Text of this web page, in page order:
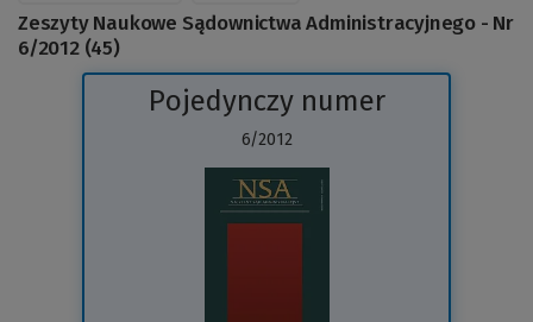
Zeszyty Naukowe Sądownictwa Administracyjnego - Nr
6/2012 (45)
Pojedynczy numer
6/2012